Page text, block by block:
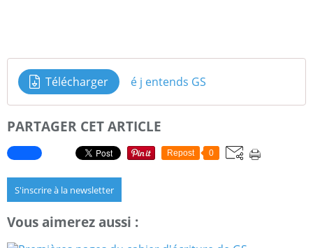
Télécharger é j entends GS
PARTAGER CET ARTICLE
Repost 0
S'inscrire à la newsletter
Vous aimerez aussi :